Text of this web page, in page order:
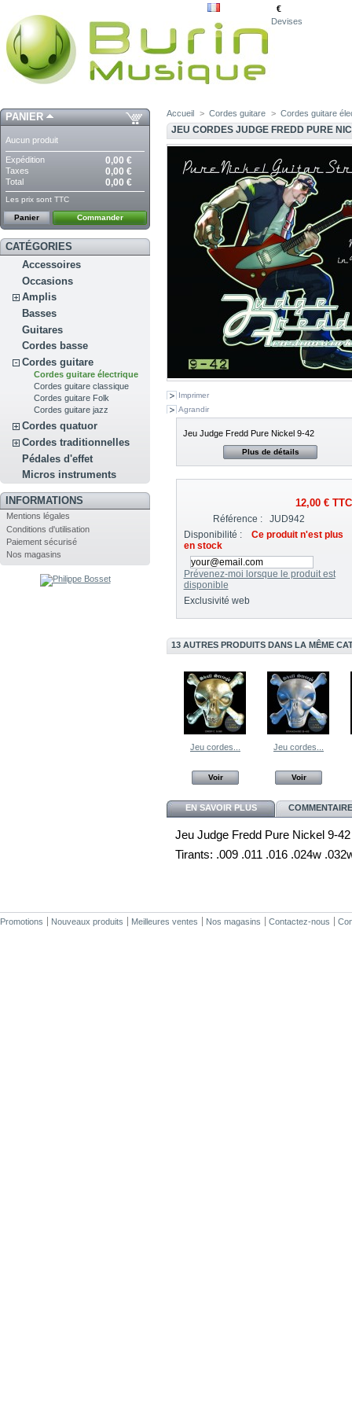
€
Devises
PANIER
Aucun produit
Expédition 0,00 €
Taxes 0,00 €
Total 0,00 €
Les prix sont TTC
Panier Commander
CATÉGORIES
Accessoires
Occasions
Amplis
Basses
Guitares
Cordes basse
Cordes guitare
Cordes guitare électrique
Cordes guitare classique
Cordes guitare Folk
Cordes guitare jazz
Cordes quatuor
Cordes traditionnelles
Pédales d'effet
Micros instruments
INFORMATIONS
Mentions légales
Conditions d'utilisation
Paiement sécurisé
Nos magasins
Accueil > Cordes guitare > Cordes guitare
JEU CORDES JUDGE FREDD PURE
Imprimer
Agrandir
Jeu Judge Fredd Pure Nickel 9-42
Plus de détails
12,00 €TTC
Référence :
JUD942
Disponibilité :
Ce produit n'est plus
en stock
Prévenez-moi lorsque le produit est
disponible
Exclusivité web
13 AUTRES PRODUITS DANS LA MÊME
Jeu cordes...
Voir
Jeu cordes...
Voir
EN SAVOIR PLUS
Jeu Judge Fredd Pure Nickel 9-42
Tirants: .009 .011 .016 .024w
Promotions Nouveaux produits Meilleures ventes Nos magasins Contactez-nous